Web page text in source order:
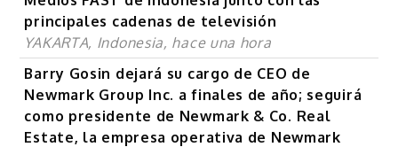
principales cadenas de televisión
YAKARTA, Indonesia, hace una hora
Barry Gosin dejará su cargo de CEO de
Newmark Group Inc. a finales de año; seguirá
como presidente de Newmark & Co. Real
Estate, la empresa operativa de Newmark